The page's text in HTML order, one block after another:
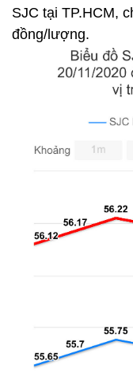
SJC tại TP.HCM,
đồng/lượng.